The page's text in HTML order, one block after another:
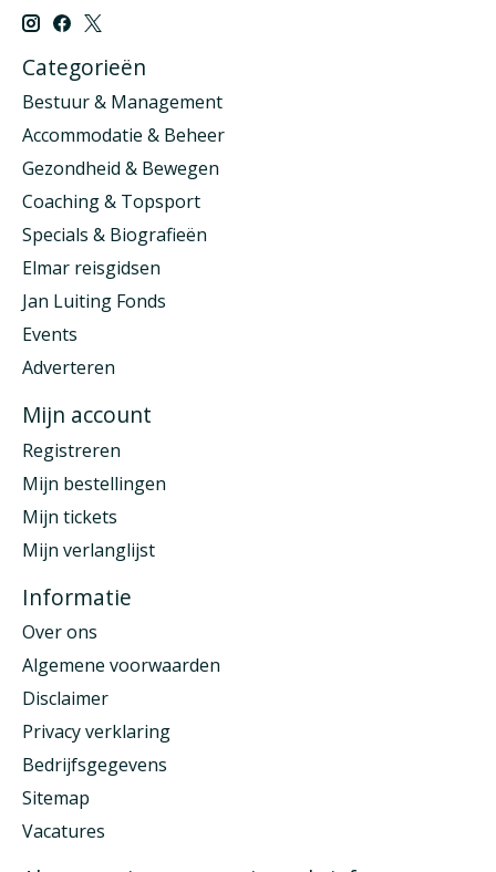
Categorieën
Bestuur & Management
Accommodatie & Beheer
Gezondheid & Bewegen
Coaching & Topsport
Specials & Biografieën
Elmar reisgidsen
Jan Luiting Fonds
Events
Adverteren
Mijn account
Registreren
Mijn bestellingen
Mijn tickets
Mijn verlanglijst
Informatie
Over ons
Algemene voorwaarden
Disclaimer
Privacy verklaring
Bedrijfsgegevens
Sitemap
Vacatures